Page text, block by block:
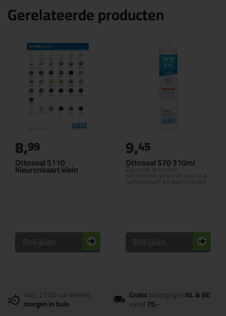
Gerelateerde producten
Ottoseal S110
Kleurenkaart klein
8,99
Bekijken
Ottoseal S70 310ml
Zuurvrije premium
siliconenkit geschikt voor o.a.
natuursteen en zwembaden
9,45
Bekijken
Voor 21:00 uur besteld
morgen in huis
Gratisbezorging inNL & BE
vanaf75,-